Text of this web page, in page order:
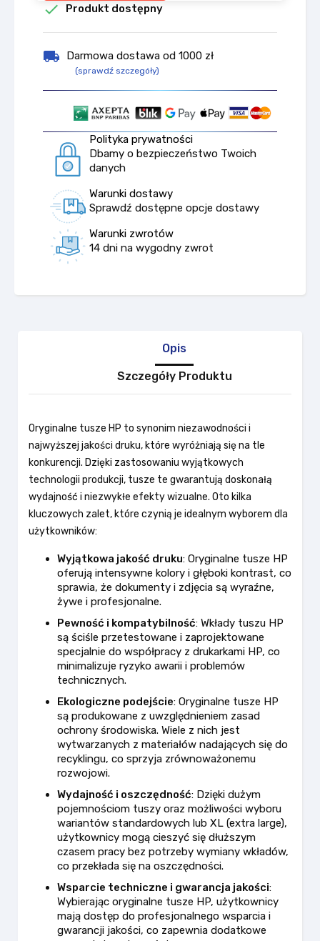
 Produkt dostępny
local_shipping Darmowa dostawa od 1000 zł
(sprawdź szczegóły)
Polityka prywatności
Dbamy o bezpieczeństwo Twoich
danych
Warunki dostawy
Sprawdź dostępne opcje dostawy
Warunki zwrotów
14 dni na wygodny zwrot
Opis
Szczegóły Produktu
Oryginalne tusze HP to synonim niezawodności i
najwyższej jakości druku, które wyróżniają się na tle
konkurencji. Dzięki zastosowaniu wyjątkowych
technologii produkcji, tusze te gwarantują doskonałą
wydajność i niezwykłe efekty wizualne. Oto kilka
kluczowych zalet, które czynią je idealnym wyborem dla
użytkowników:
Wyjątkowa jakość druku: Oryginalne tusze HP
oferują intensywne kolory i głęboki kontrast, co
sprawia, że dokumenty i zdjęcia są wyraźne,
żywe i profesjonalne.
Pewność i kompatybilność: Wkłady tuszu HP
są ściśle przetestowane i zaprojektowane
specjalnie do współpracy z drukarkami HP, co
minimalizuje ryzyko awarii i problemów
technicznych.
Ekologiczne podejście: Oryginalne tusze HP
są produkowane z uwzględnieniem zasad
ochrony środowiska. Wiele z nich jest
wytwarzanych z materiałów nadających się do
recyklingu, co sprzyja zrównoważonemu
rozwojowi.
Wydajność i oszczędność: Dzięki dużym
pojemnościom tuszy oraz możliwości wyboru
wariantów standardowych lub XL (extra large),
użytkownicy mogą cieszyć się dłuższym
czasem pracy bez potrzeby wymiany wkładów,
co przekłada się na oszczędności.
Wsparcie techniczne i gwarancja jakości:
Wybierając oryginalne tusze HP, użytkownicy
mają dostęp do profesjonalnego wsparcia i
gwarancji jakości, co zapewnia dodatkowe